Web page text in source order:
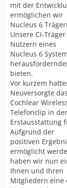
mit der
ermöglichen wir
Nucleus 6
Unsere CI-
Nutzern eines
Nucleus 6
bieten.
Vor kurzem
Neuversorgte das
Cochlear
Telefonclip in der
Erstausstattung
Aufgrund der
positiven
ermöglicht
haben wir nun
Ihnen und Ihren
Mitgliedern eine